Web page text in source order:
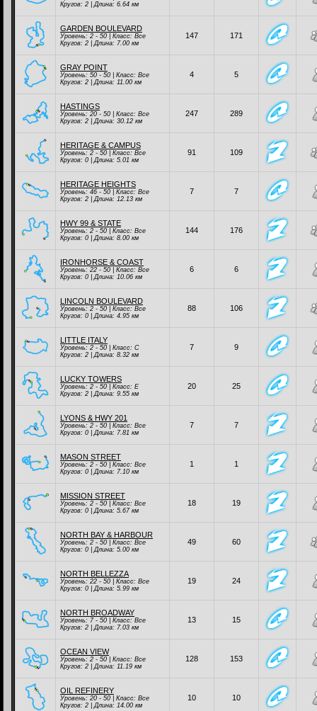
Кругов: 2 | Длина: 6.64 км
GARDEN BOULEVARD
Уровень: 2 - 50 | Класc: Все
Кругов: 2 | Длина: 7.00 км
147 171
GRAY POINT
Уровень: 50 - 50 | Класc: Все
Кругов: 2 | Длина: 11.00 км
4 5
HASTINGS
Уровень: 20 - 50 | Класc: Все
Кругов: 2 | Длина: 30.12 км
247 289
HERITAGE & CAMPUS
Уровень: 2 - 50 | Класc: Все
Кругов: 0 | Длина: 5.01 км
91 109
HERITAGE HEIGHTS
Уровень: 46 - 50 | Класc: Все
Кругов: 2 | Длина: 12.13 км
7 7
HWY 99 & STATE
Уровень: 2 - 50 | Класc: Все
Кругов: 0 | Длина: 8.00 км
144 176
IRONHORSE & COAST
Уровень: 22 - 50 | Класc: Все
Кругов: 0 | Длина: 10.06 км
6 6
LINCOLN BOULEVARD
Уровень: 2 - 50 | Класc: Все
Кругов: 0 | Длина: 4.95 км
88 106
LITTLE ITALY
Уровень: 2 - 50 | Класc: C
Кругов: 2 | Длина: 8.32 км
7 9
LUCKY TOWERS
Уровень: 2 - 50 | Класc: E
Кругов: 2 | Длина: 9.55 км
20 25
LYONS & HWY 201
Уровень: 2 - 50 | Класc: Все
Кругов: 0 | Длина: 7.81 км
7 7
MASON STREET
Уровень: 2 - 50 | Класc: Все
Кругов: 0 | Длина: 7.10 км
1 1
MISSION STREET
Уровень: 2 - 50 | Класc: Все
Кругов: 0 | Длина: 5.67 км
18 19
NORTH BAY & HARBOUR
Уровень: 2 - 50 | Класc: Все
Кругов: 0 | Длина: 5.00 км
49 60
NORTH BELLEZZA
Уровень: 22 - 50 | Класc: Все
Кругов: 0 | Длина: 5.99 км
19 24
NORTH BROADWAY
Уровень: 7 - 50 | Класc: Все
Кругов: 2 | Длина: 7.03 км
13 15
OCEAN VIEW
Уровень: 2 - 50 | Класc: Все
Кругов: 2 | Длина: 11.19 км
128 153
OIL REFINERY
Уровень: 20 - 50 | Класc: Все
Кругов: 2 | Длина: 14.00 км
10 10